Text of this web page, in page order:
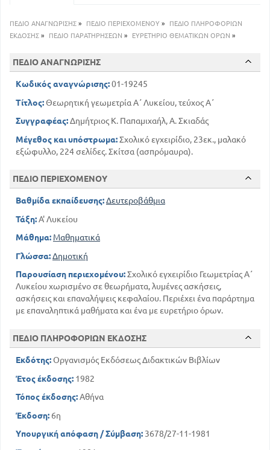
ΠΕΔΙΟ ΑΝΑΓΝΩΡΙΣΗΣ » ΠΕΔΙΟ ΠΕΡΙΕΧΟΜΕΝΟΥ »
ΠΕΔΙΟ ΠΛΗΡΟΦΟΡΙΩΝ
ΕΚΔΟΣΗΣ » ΠΕΔΙΟ ΠΑΡΑΤΗΡΗΣΕΩΝ » ΕΥΡΕΤΗΡΙΟ ΘΕΜΑΤΙΚΩΝ ΟΡΩΝ »
ΠΕΔΙΟ ΑΝΑΓΝΩΡΙΣΗΣ
Κωδικός αναγνώρισης:01-19245
Τίτλος:Θεωρητική γεωμετρία Α΄ Λυκείου, τεύχος Α΄
Συγγραφέας:Δημήτριος Κ. Παπαμιχαήλ, Α. Σκιαδάς
Μέγεθος και υπόστρωμα:Σχολικό εγχειρίδιο, 23εκ., μαλακό
εξώφυλλο, 224 σελίδες. Σκίτσα (ασπρόμαυρα).
ΠΕΔΙΟ ΠΕΡΙΕΧΟΜΕΝΟΥ
Βαθμίδα εκπαίδευσης:Δευτεροβάθμια
Τάξη:Α' Λυκείου
Μάθημα: Μαθηματικά
Γλώσσα:Δημοτική
Παρουσίαση περιεχομένου:Σχολικό εγχειρίδιο Γεωμετρίας Α΄
Λυκείου χωρισμένο σε θεωρήματα, λυμένες ασκήσεις,
ασκήσεις και επαναλήψεις κεφαλαίου. Περιέχει ένα παράρτημα
με επαναληπτικά μαθήματα και ένα με ευρετήριο όρων.
ΠΕΔΙΟ ΠΛΗΡΟΦΟΡΙΩΝ ΕΚΔΟΣΗΣ
Εκδότης:Οργανισμός Εκδόσεως Διδακτικών Βιβλίων
Έτος έκδοσης: 1982
Τόπος έκδοσης:Αθήνα
Έκδοση: 6η
Υπουργική απόφαση / Σύμβαση: 3678/27-11-1981